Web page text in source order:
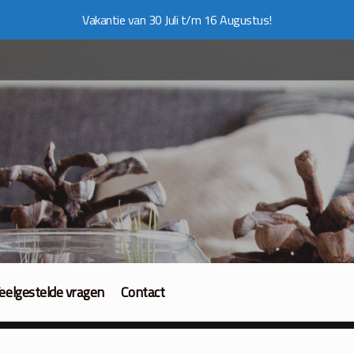
Vakantie van 30 Juli t/m 16 Augustus!
vragen Contact